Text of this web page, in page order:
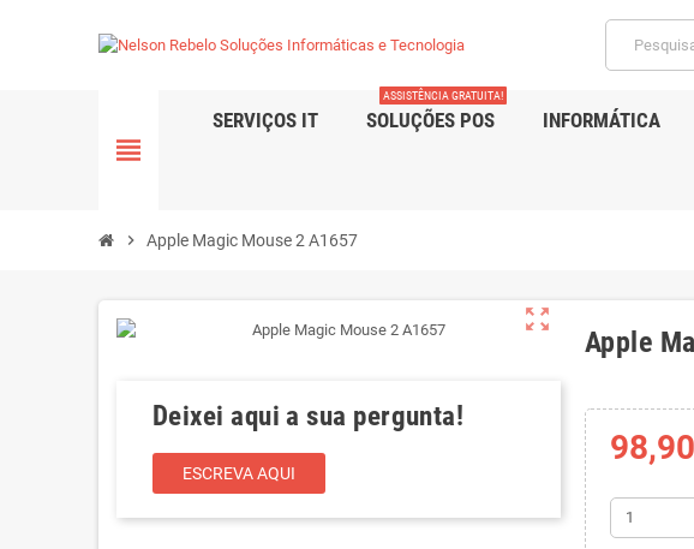
view_headline
SERVIÇOS IT SOLUÇÕES POS
ASSISTÊNCIA GRATUITA!
INFORMÁTICA
chevron_right Apple Magic Mouse 2 A1657
zoom_out_map
Deixei aqui a sua pergunta!
ESCREVA AQUI
Apple